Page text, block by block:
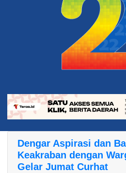
Dengar Aspirasi dan
Keakraban dengan
Gelar Jumat Curhat